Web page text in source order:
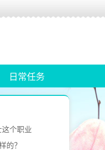
日常任务
个职业
的？